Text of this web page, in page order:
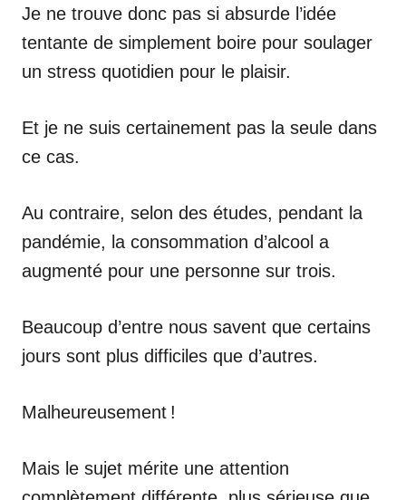
Je ne trouve donc pas si absurde l’idée
tentante de simplement boire pour soulager
un stress quotidien pour le plaisir.
Et je ne suis certainement pas la seule dans
ce cas.
Au contraire, selon des études, pendant la
pandémie, la consommation d’alcool a
augmenté pour une personne sur trois.
Beaucoup d’entre nous savent que certains
jours sont plus difficiles que d’autres.
Malheureusement !
Mais le sujet mérite une attention